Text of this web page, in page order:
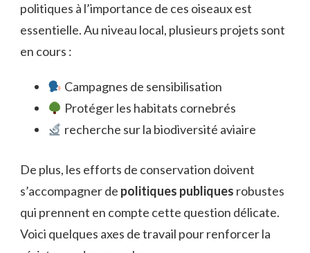
politiques à l’importance de ces oiseaux est
essentielle. Au niveau local, plusieurs projets sont
en cours :
Campagnes de sensibilisation
Protéger les habitats cornebrés
recherche sur la biodiversité aviaire
De plus, les efforts de conservation doivent
s’accompagner de politiques publiques robustes
qui prennent en compte cette question délicate.
Voici quelques axes de travail pour renforcer la